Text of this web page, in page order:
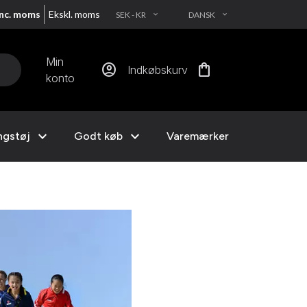
moms Ekskl. moms SEK - KR EXPAND_MORE DANSK EXPAND_MORE
Min
konto
account_circle Indkøbskurv shopping_bag
expand_more Godt køb expand_more Varemærker